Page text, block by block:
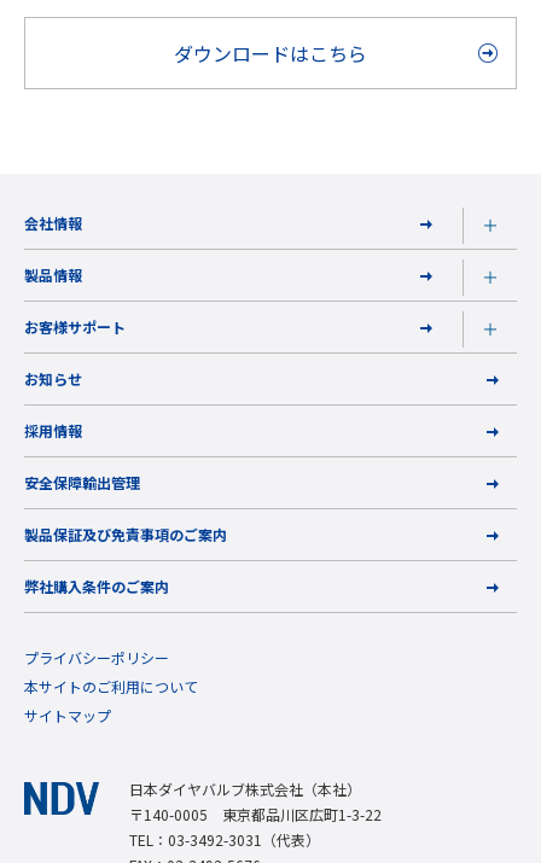
ダウンロードはこちら
会社情報
製品情報
お客様サポート
お知らせ
採用情報
安全保障輸出管理
製品保証及び免責事項のご案内
弊社購入条件のご案内
プライバシーポリシー
本サイトのご利用について
サイトマップ
日本ダイヤバルブ株式会社（本社）
〒140-0005 東京都品川区広町1-3-22
TEL：03-3492-3031（代表）